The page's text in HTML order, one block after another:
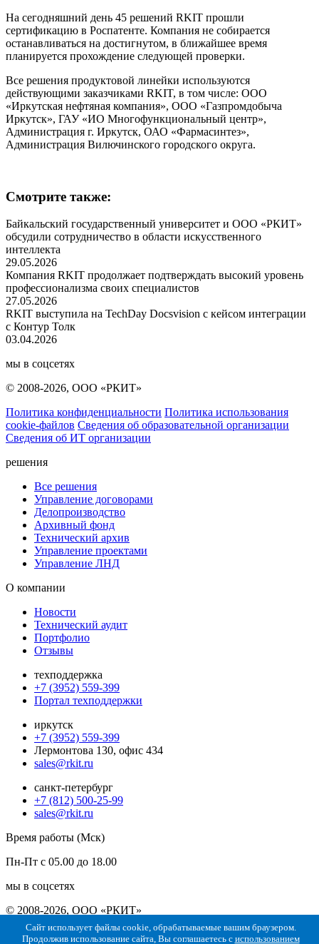
На сегодняшний день 45 решений RKIT прошли
сертификацию в Роспатенте. Компания не собирается
останавливаться на достигнутом, в ближайшее время
планируется прохождение следующей проверки.
Все решения продуктовой линейки используются
действующими заказчиками RKIT, в том числе: ООО
«Иркутская нефтяная компания», ООО «Газпромдобыча
Иркутск», ГАУ «ИО Многофункциональный центр»,
Администрация г. Иркутск, ОАО «Фармасинтез»,
Администрация Вилючинского городского округа.
Смотрите также:
Байкальский государственный университет и ООО «РКИТ»
обсудили сотрудничество в области искусственного
интеллекта
29.05.2026
Компания RKIT продолжает подтверждать высокий уровень
профессионализма своих специалистов
27.05.2026
RKIT выступила на TechDay Docsvision с кейсом интеграции
с Контур Толк
03.04.2026
мы в соцсетях
© 2008-2026, ООО «РКИТ»
Политика конфиденциальности Политика использования
cookie-файлов Сведения об образовательной организации
Сведения об ИТ организации
решения
Все решения
Управление договорами
Делопроизводство
Архивный фонд
Технический архив
Управление проектами
Управление ЛНД
О компании
Новости
Технический аудит
Портфолио
Отзывы
техподдержка
+7 (3952) 559-399
Портал техподдержки
иркутск
+7 (3952) 559-399
Лермонтова 130, офис 434
sales@rkit.ru
санкт-петербург
+7 (812) 500-25-99
sales@rkit.ru
Время работы (Мск)
Пн-Пт с 05.00 до 18.00
мы в соцсетях
© 2008-2026, ООО «РКИТ»
Политика конфиденциальности Политика использования
Сайт использует файлы cookie, обрабатываемые вашим браузером.
Продолжив использование сайта, Вы соглашаетесь с использованием